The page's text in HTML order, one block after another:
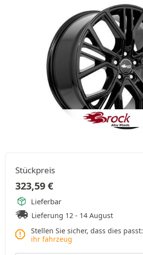
Stückpreis
323,59€
Lieferbar
Lieferung 12 - 14 August
Stellen Sie sicher, dass dies passt:
ihr fahrzeug